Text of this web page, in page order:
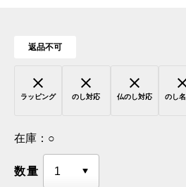
返品不可
ラッピング のし対応 仏のし対応 のし
在庫： ○
数量